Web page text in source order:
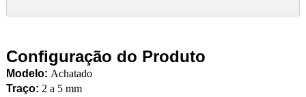
Configuração do Produto
Modelo: Achatado
Traço: 2 a 5 mm